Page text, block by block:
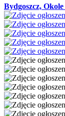
Bydgoszcz, Okole